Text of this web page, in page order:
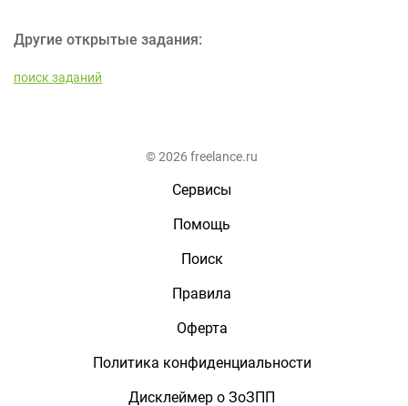
Другие открытые задания:
поиск заданий
© 2026 freelance.ru
Сервисы
Помощь
Поиск
Правила
Оферта
Политика конфиденциальности
Дисклеймер о ЗоЗПП